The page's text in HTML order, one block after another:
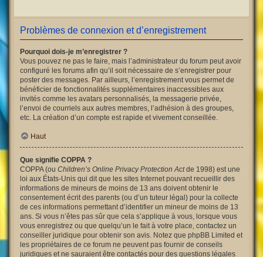
Problèmes de connexion et d’enregistrement
Pourquoi dois-je m’enregistrer ?
Vous pouvez ne pas le faire, mais l’administrateur du forum peut avoir
configuré les forums afin qu’il soit nécessaire de s’enregistrer pour
poster des messages. Par ailleurs, l’enregistrement vous permet de
bénéficier de fonctionnalités supplémentaires inaccessibles aux
invités comme les avatars personnalisés, la messagerie privée,
l’envoi de courriels aux autres membres, l’adhésion à des groupes,
etc. La création d’un compte est rapide et vivement conseillée.
Haut
Que signifie COPPA ?
COPPA (ou Children’s Online Privacy Protection Actde 1998) est une
loi aux États-Unis qui dit que les sites Internet pouvant recueillir des
informations de mineurs de moins de 13 ans doivent obtenir le
consentement écrit des parents (ou d’un tuteur légal) pour la collecte
de ces informations permettant d’identifier un mineur de moins de 13
ans. Si vous n’êtes pas sûr que cela s’applique à vous, lorsque vous
vous enregistrez ou que quelqu’un le fait à votre place, contactez un
conseiller juridique pour obtenir son avis. Notez que phpBB Limited et
les propriétaires de ce forum ne peuvent pas fournir de conseils
juridiques et ne sauraient être contactés pour des questions légales